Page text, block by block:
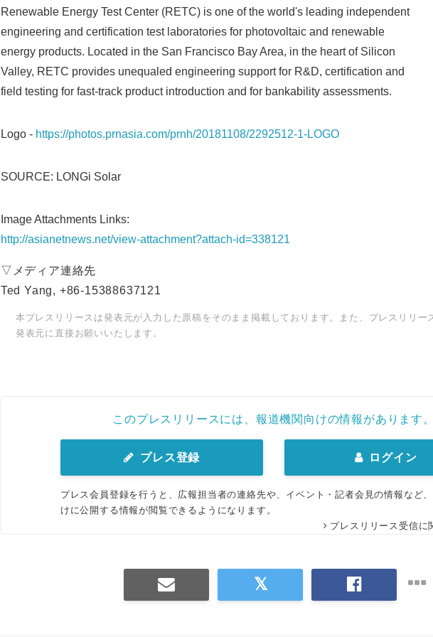
Renewable Energy Test Center (RETC) is one of the world's leading independent
engineering and certification test laboratories for photovoltaic and renewable
energy products. Located in the San Francisco Bay Area, in the heart of Silicon
Valley, RETC provides unequaled engineering support for R&D, certification and
field testing for fast-track product introduction and for bankability assessments.
Logo - https://photos.prnasia.com/prnh/20181108/2292512-1-LOGO
SOURCE: LONGi Solar
Image Attachments Links:
http://asianetnews.net/view-attachment?attach-id=338121
▽メディア連絡先
Ted Yang, +86-15388637121
本プレスリリースは発表元が入力した原稿をそのまま掲載しております。また、プレスリリー
発表元に直接お願いいたします。
このプレスリリースには、報道機関向けの情報があります。
プレス登録 ログイン
プレス会員登録を行うと、広報担当者の連絡先や、イベント・記者会見の情報など
けに公開する情報が閲覧できるようになります。
プレスリリース受信に